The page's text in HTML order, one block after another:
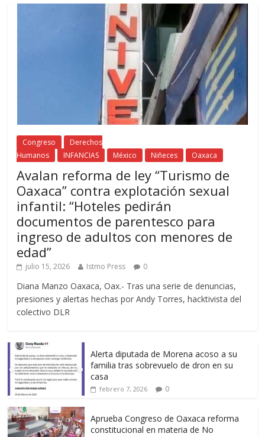
Congreso
Derechos
Humanos
INFANCIAS México Niñeces Oaxaca
Avalan reforma de ley “Turismo de
Oaxaca” contra explotación sexual
infantil: “Hoteles pedirán
documentos de parentesco para
ingreso de adultos con menores de
edad”
julio 15, 2026 Istmo Press 0
Diana Manzo Oaxaca, Oax.- Tras una serie de denuncias,
presiones y alertas hechas por Andy Torres, hacktivista del
colectivo DLR
Alerta diputada de Morena acoso a su
familia tras sobrevuelo de dron en su
casa
febrero 7, 2026 0
Aprueba Congreso de Oaxaca reforma
constitucional en materia de No